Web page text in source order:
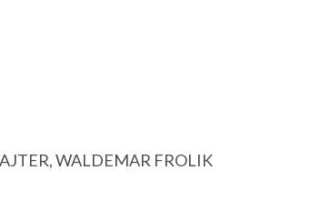
WALDEMAR FROLIK